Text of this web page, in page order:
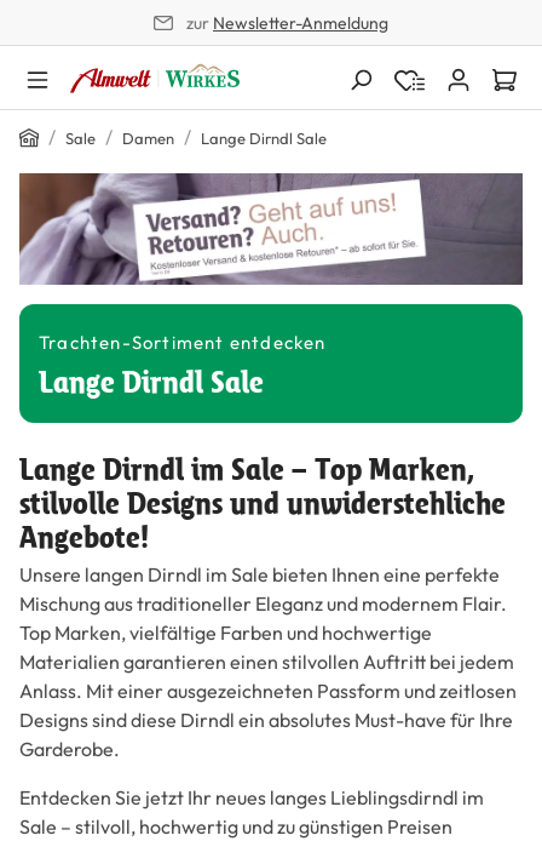
zur Newsletter-Anmeldung
Home
/ Sale / Damen / Lange Dirndl Sale
Trachten-Sortiment entdecken
Lange Dirndl Sale
Lange Dirndl im Sale – Top Marken,
stilvolle Designs und unwiderstehliche
Angebote!
Unsere langen Dirndl im Sale bieten Ihnen eine perfekte
Mischung aus traditioneller Eleganz und modernem Flair.
Top Marken, vielfältige Farben und hochwertige
Materialien garantieren einen stilvollen Auftritt bei jedem
Anlass. Mit einer ausgezeichneten Passform und zeitlosen
Designs sind diese Dirndl ein absolutes Must-have für Ihre
Garderobe.
Entdecken Sie jetzt Ihr neues langes Lieblingsdirndl im
Sale – stilvoll, hochwertig und zu günstigen Preisen